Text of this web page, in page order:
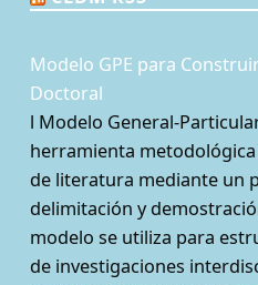
Modelo GPE para
Doctoral
l Modelo General-
herramienta
de literatura mediante un
delimitación y
modelo se utiliza para
de investigaciones